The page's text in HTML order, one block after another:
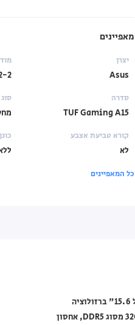
מאפיינים
יצרן
Asus
2
סדרה
TUF Gaming A15
קורא טביעת אצבע
לא
כל המאפיינים
מחשב נייד Asus מסדרת TUF Gaming A15 דגם FA506NC‑HN049W32-2 בצבע Graphite Black, עם מסך בגודל 15.6" ברזולוציה
1920×1080, פאנל IPS וקצב רענון של 144Hz, מעבד AMD Ryzen 5 דור Zen 3+ דגם 7535HS, זכרון פנימי בנפח 32GB מסוג DDR5, אחסון